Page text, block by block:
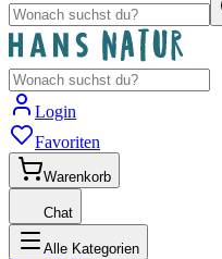
Login
Favoriten
Warenkorb
Chat
Alle Kategorien